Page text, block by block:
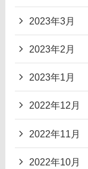
2023年3月
2023年2月
2023年1月
2022年12月
2022年11月
2022年10月